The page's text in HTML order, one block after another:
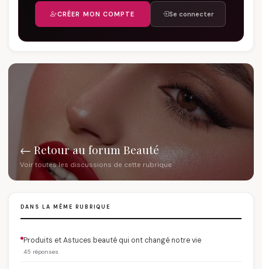
CRÉER MON COMPTE Se connecter
← Retour au forum Beauté
Voir toutes les discussions de cette rubrique
DANS LA MÊME RUBRIQUE
Produits et Astuces beauté qui ont changé notre vie
45 réponses